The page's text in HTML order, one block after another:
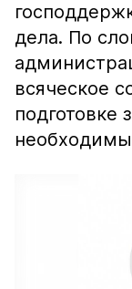
дела. По
всяческое
подготовке